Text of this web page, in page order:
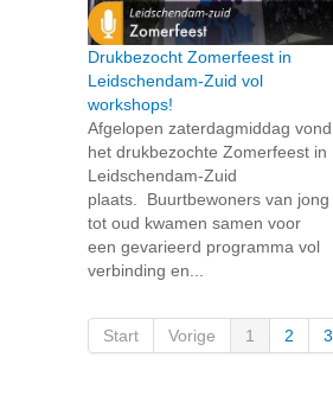
Drukbezocht Zomerfeest in
Leidschendam-Zuid vol
workshops!
Afgelopen zaterdagmiddag vond
het drukbezochte Zomerfeest in
Leidschendam-Zuid
plaats. Buurtbewoners van jong
tot oud kwamen samen voor
een gevarieerd programma vol
verbinding en...
Start Vorige 1 2 3